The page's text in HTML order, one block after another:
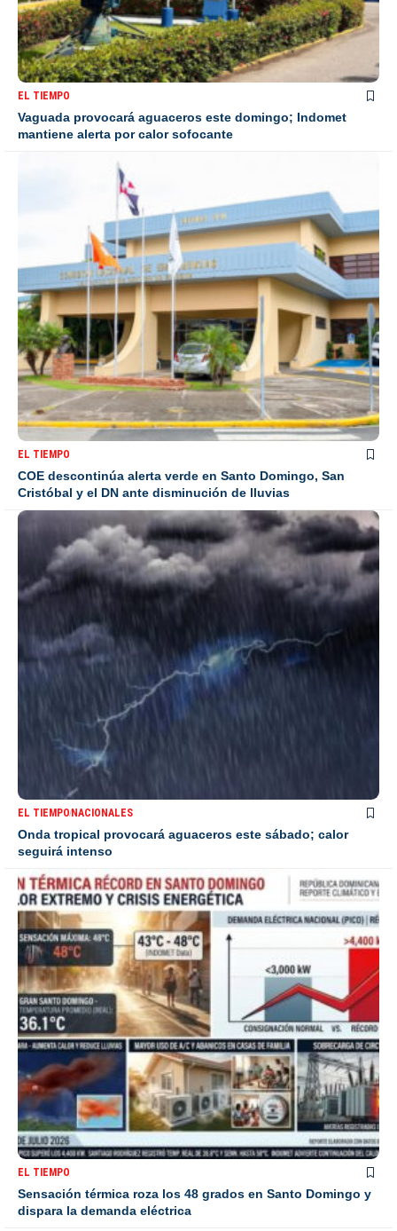
EL TIEMPO
Vaguada provocará aguaceros este domingo; Indomet
mantiene alerta por calor sofocante
EL TIEMPO
COE descontinúa alerta verde en Santo Domingo, San
Cristóbal y el DN ante disminución de lluvias
EL TIEMPONACIONALES
Onda tropical provocará aguaceros este sábado; calor
seguirá intenso
EL TIEMPO
Sensación térmica roza los 48 grados en Santo Domingo y
dispara la demanda eléctrica